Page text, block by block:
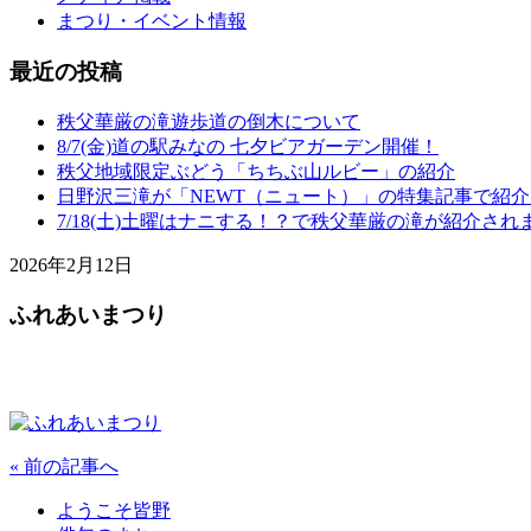
まつり・イベント情報
最近の投稿
秩父華厳の滝遊歩道の倒木について
8/7(金)道の駅みなの 七夕ビアガーデン開催！
秩父地域限定ぶどう「ちちぶ山ルビー」の紹介
日野沢三滝が「NEWT（ニュート）」の特集記事で紹介
7/18(土)土曜はナニする！？で秩父華厳の滝が紹介され
2026年2月12日
ふれあいまつり
« 前の記事へ
ようこそ皆野